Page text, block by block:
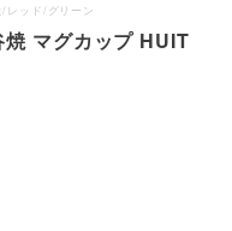
レッド/グリーン
マグカップ HUIT